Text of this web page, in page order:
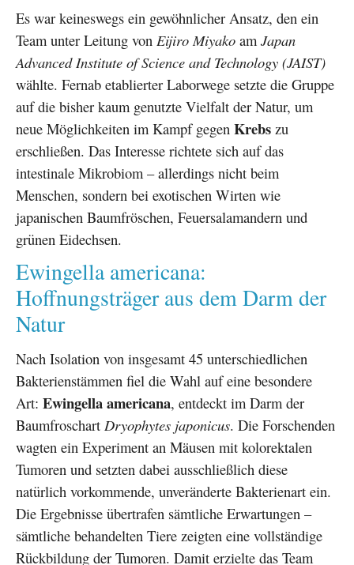
Es war keineswegs ein gewöhnlicher Ansatz, den ein
Team unter Leitung von Eijiro Miyako am Japan
Advanced Institute of Science and Technology (JAIST)
wählte. Fernab etablierter Laborwege setzte die Gruppe
auf die bisher kaum genutzte Vielfalt der Natur, um
neue Möglichkeiten im Kampf gegen Krebs zu
erschließen. Das Interesse richtete sich auf das
intestinale Mikrobiom – allerdings nicht beim
Menschen, sondern bei exotischen Wirten wie
japanischen Baumfröschen, Feuersalamandern und
grünen Eidechsen.
Ewingella americana:
Hoffnungsträger aus dem Darm der
Natur
Nach Isolation von insgesamt 45 unterschiedlichen
Bakterienstämmen fiel die Wahl auf eine besondere
Art: Ewingella americana, entdeckt im Darm der
Baumfroschart Dryophytes japonicus. Die Forschenden
wagten ein Experiment an Mäusen mit kolorektalen
Tumoren und setzten dabei ausschließlich diese
natürlich vorkommende, unveränderte Bakterienart ein.
Die Ergebnisse übertrafen sämtliche Erwartungen –
sämtliche behandelten Tiere zeigten eine vollständige
Rückbildung der Tumoren. Damit erzielte das Team